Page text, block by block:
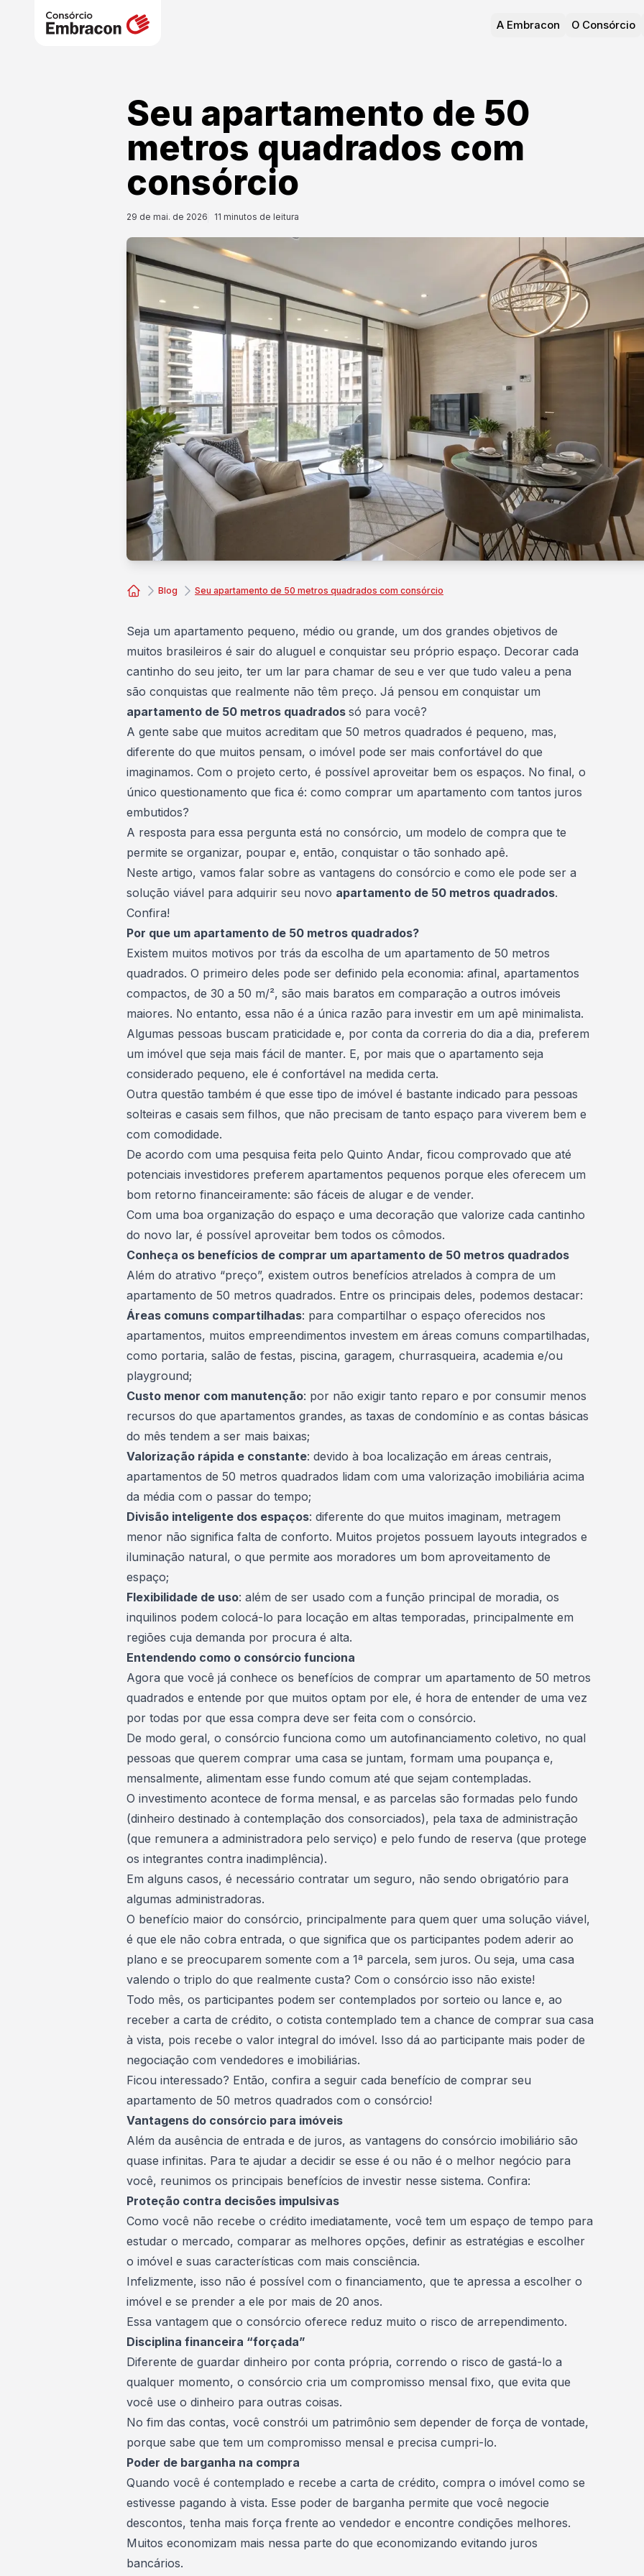
A Embracon O Consórcio
Seu apartamento de 50
metros quadrados com
consórcio
29 de mai. de 2026 11 minutos de leitura
Blog Seu apartamento de 50 metros quadrados com consórcio
Seja um apartamento pequeno, médio ou grande, um dos grandes objetivos de
muitos brasileiros é sair do aluguel e conquistar seu próprio espaço. Decorar cada
cantinho do seu jeito, ter um lar para chamar de seu e ver que tudo valeu a pena
são conquistas que realmente não têm preço. Já pensou em conquistar um
apartamento de 50 metros quadrados só para você?
A gente sabe que muitos acreditam que 50 metros quadrados é pequeno, mas,
diferente do que muitos pensam, o imóvel pode ser mais confortável do que
imaginamos. Com o projeto certo, é possível aproveitar bem os espaços. No final, o
único questionamento que fica é: como comprar um apartamento com tantos juros
embutidos?
A resposta para essa pergunta está no consórcio, um modelo de compra que te
permite se organizar, poupar e, então, conquistar o tão sonhado apê.
Neste artigo, vamos falar sobre as vantagens do consórcio e como ele pode ser a
solução viável para adquirir seu novo apartamento de 50 metros quadrados.
Confira!
Por que um apartamento de 50 metros quadrados?
Existem muitos motivos por trás da escolha de um apartamento de 50 metros
quadrados. O primeiro deles pode ser definido pela economia: afinal, apartamentos
compactos, de 30 a 50 m/², são mais baratos em comparação a outros imóveis
maiores. No entanto, essa não é a única razão para investir em um apê minimalista.
Algumas pessoas buscam praticidade e, por conta da correria do dia a dia, preferem
um imóvel que seja mais fácil de manter. E, por mais que o apartamento seja
considerado pequeno, ele é confortável na medida certa.
Outra questão também é que esse tipo de imóvel é bastante indicado para pessoas
solteiras e casais sem filhos, que não precisam de tanto espaço para viverem bem e
com comodidade.
De acordo com uma pesquisa feita pelo Quinto Andar, ficou comprovado que até
potenciais investidores preferem apartamentos pequenos porque eles oferecem um
bom retorno financeiramente: são fáceis de alugar e de vender.
Com uma boa organização do espaço e uma decoração que valorize cada cantinho
do novo lar, é possível aproveitar bem todos os cômodos.
Conheça os benefícios de comprar um apartamento de 50 metros quadrados
Além do atrativo “preço”, existem outros benefícios atrelados à compra de um
apartamento de 50 metros quadrados. Entre os principais deles, podemos destacar:
Áreas comuns compartilhadas: para compartilhar o espaço oferecidos nos
apartamentos, muitos empreendimentos investem em áreas comuns compartilhadas,
como portaria, salão de festas, piscina, garagem, churrasqueira, academia e/ou
playground;
Custo menor com manutenção: por não exigir tanto reparo e por consumir menos
recursos do que apartamentos grandes, as taxas de condomínio e as contas básicas
do mês tendem a ser mais baixas;
Valorização rápida e constante: devido à boa localização em áreas centrais,
apartamentos de 50 metros quadrados lidam com uma valorização imobiliária acima
da média com o passar do tempo;
Divisão inteligente dos espaços: diferente do que muitos imaginam, metragem
menor não significa falta de conforto. Muitos projetos possuem layouts integrados e
iluminação natural, o que permite aos moradores um bom aproveitamento de
espaço;
Flexibilidade de uso: além de ser usado com a função principal de moradia, os
inquilinos podem colocá-lo para locação em altas temporadas, principalmente em
regiões cuja demanda por procura é alta.
Entendendo como o consórcio funciona
Agora que você já conhece os benefícios de comprar um apartamento de 50 metros
quadrados e entende por que muitos optam por ele, é hora de entender de uma vez
por todas por que essa compra deve ser feita com o consórcio.
De modo geral, o consórcio funciona como um autofinanciamento coletivo, no qual
pessoas que querem comprar uma casa se juntam, formam uma poupança e,
mensalmente, alimentam esse fundo comum até que sejam contempladas.
O investimento acontece de forma mensal, e as parcelas são formadas pelo fundo
(dinheiro destinado à contemplação dos consorciados), pela taxa de administração
(que remunera a administradora pelo serviço) e pelo fundo de reserva (que protege
os integrantes contra inadimplência).
Em alguns casos, é necessário contratar um seguro, não sendo obrigatório para
algumas administradoras.
O benefício maior do consórcio, principalmente para quem quer uma solução viável,
é que ele não cobra entrada, o que significa que os participantes podem aderir ao
plano e se preocuparem somente com a 1ª parcela, sem juros. Ou seja, uma casa
valendo o triplo do que realmente custa? Com o consórcio isso não existe!
Todo mês, os participantes podem ser contemplados por sorteio ou lance e, ao
receber a carta de crédito, o cotista contemplado tem a chance de comprar sua casa
à vista, pois recebe o valor integral do imóvel. Isso dá ao participante mais poder de
negociação com vendedores e imobiliárias.
Ficou interessado? Então, confira a seguir cada benefício de comprar seu
apartamento de 50 metros quadrados com o consórcio!
Vantagens do consórcio para imóveis
Além da ausência de entrada e de juros, as vantagens do consórcio imobiliário são
quase infinitas. Para te ajudar a decidir se esse é ou não é o melhor negócio para
você, reunimos os principais benefícios de investir nesse sistema. Confira:
Proteção contra decisões impulsivas
Como você não recebe o crédito imediatamente, você tem um espaço de tempo para
estudar o mercado, comparar as melhores opções, definir as estratégias e escolher
o imóvel e suas características com mais consciência.
Infelizmente, isso não é possível com o financiamento, que te apressa a escolher o
imóvel e se prender a ele por mais de 20 anos.
Essa vantagem que o consórcio oferece reduz muito o risco de arrependimento.
Disciplina financeira “forçada”
Diferente de guardar dinheiro por conta própria, correndo o risco de gastá-lo a
qualquer momento, o consórcio cria um compromisso mensal fixo, que evita que
você use o dinheiro para outras coisas.
No fim das contas, você constrói um patrimônio sem depender de força de vontade,
porque sabe que tem um compromisso mensal e precisa cumpri-lo.
Poder de barganha na compra
Quando você é contemplado e recebe a carta de crédito, compra o imóvel como se
estivesse pagando à vista. Esse poder de barganha permite que você negocie
descontos, tenha mais força frente ao vendedor e encontre condições melhores.
Muitos economizam mais nessa parte do que economizando evitando juros
bancários.